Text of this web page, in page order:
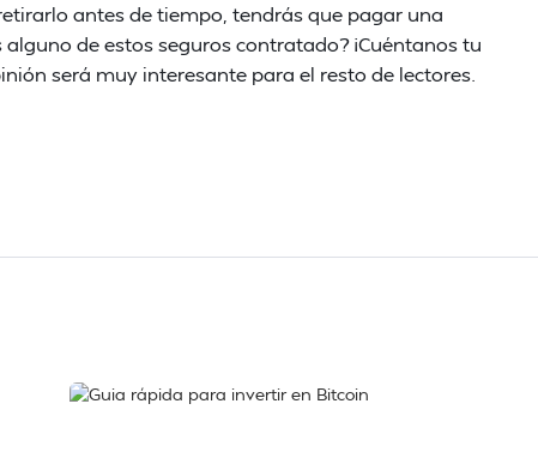
antes de tiempo, tendrás que pagar una
de estos seguros contratado? ¡Cuéntanos tu
será muy interesante para el resto de lectores.